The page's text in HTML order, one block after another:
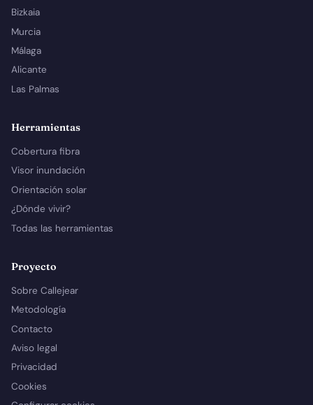
Bizkaia
Murcia
Málaga
Alicante
Las Palmas
Herramientas
Cobertura fibra
Visor inundación
Orientación solar
¿Dónde vivir?
Todas las herramientas
Proyecto
Sobre Callejear
Metodología
Contacto
Aviso legal
Privacidad
Cookies